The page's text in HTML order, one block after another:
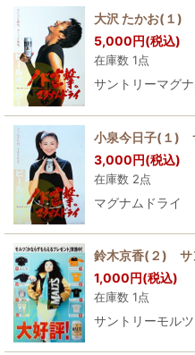
大沢 たかお(１)
5,000円(税込)
在庫数 1点
サントリーマグ
小泉今日子(１)
3,000円(税込)
在庫数 2点
マグナムドライ
鈴木京香(２) サ
1,000円(税込)
在庫数 1点
サントリーモルツ